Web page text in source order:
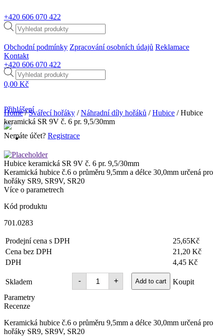
+420 606 070 422
Products
search
Obchodní podmínky Zpracování osobních údajů Reklamace
Kontakt
+420 606 070 422
Products
search
0,00 Kč
Přihlášení
Nemáte účet? Registrace
Home/Svářecí hořáky /Náhradní díly hořáků /Hubice / Hubice
keramická SR 9V č. 6 pr. 9,5/30mm
Hubice keramická SR 9V č. 6 pr. 9,5/30mm
Keramická hubice č.6 o průměru 9,5mm a délce 30,0mm určená pro
hořáky SR9, SR9V, SR20
Více o parametrech
Kód produktu
701.0283
Prodejní cena s DPH
25,65Kč
Cena bez DPH
21,20 Kč
DPH
4,45 Kč
Skladem -
Hubice
keramická
SR
pr.
+ Add to cart
Koupit
Parametry
Recenze
Keramická hubice č.6 o průměru 9,5mm a délce 30,0mm určená pro
hořáky SR9, SR9V, SR20